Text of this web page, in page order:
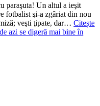
paraşuta! Un altul a ieşit
fotbalist şi-a zgâriat din nou
veşti ţipate, dar… Citește
azi se digeră mai bine în